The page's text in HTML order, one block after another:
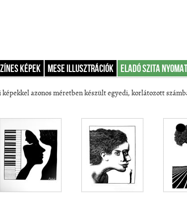
képek Mese illusztrációk Eladó szita
azonos méretben készült egyedi, korlátozott